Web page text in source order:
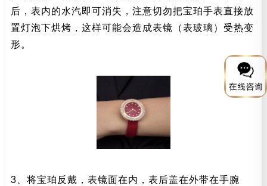
后，表内的水汽即可消失，注意切勿把宝珀手表直接放
置灯泡下烘烤，这样可能会造成表镜（表玻璃）受热变
形。
3、将宝珀反戴，表镜面在内，表后盖在外带在手腕